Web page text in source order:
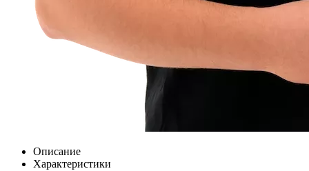
Описание
Характеристики